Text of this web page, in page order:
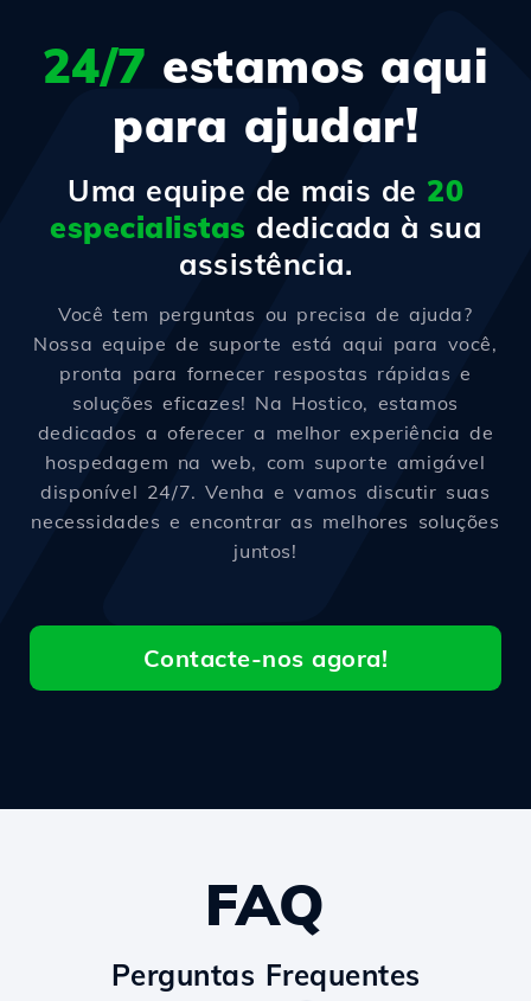
24/7 estamos aqui
para ajudar!
Uma equipe de mais de 20
especialistas dedicada à sua
assistência.
Você tem perguntas ou precisa de ajuda?
Nossa equipe de suporte está aqui para você,
pronta para fornecer respostas rápidas e
soluções eficazes! Na Hostico, estamos
dedicados a oferecer a melhor experiência de
hospedagem na web, com suporte amigável
disponível 24/7. Venha e vamos discutir suas
necessidades e encontrar as melhores soluções
juntos!
Contacte-nos agora!
FAQ
Perguntas Frequentes